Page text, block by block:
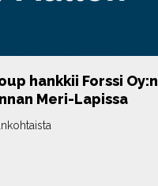
hankkii Forssi Oy:n
Meri-Lapissa